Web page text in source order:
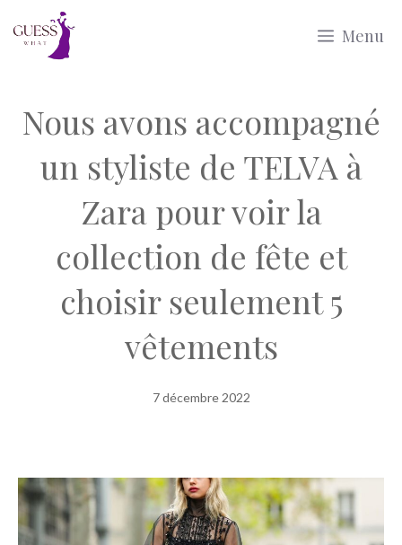
Menu
Nous avons accompagné
un styliste de TELVA à
Zara pour voir la
collection de fête et
choisir seulement 5
vêtements
7 décembre 2022